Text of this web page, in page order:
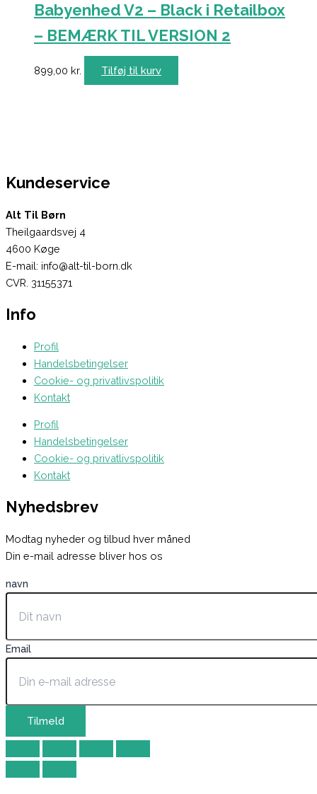
Babyenhed V2 – Black i Retailbox
– BEMÆRK TIL VERSION 2
899,00 kr. Tilføj til kurv
Kundeservice
Alt Til Børn
Theilgaardsvej 4
4600 Køge
E-mail: info@alt-til-born.dk
CVR. 31155371
Info
Profil
Handelsbetingelser
Cookie- og privatlivspolitik
Kontakt
Profil
Handelsbetingelser
Cookie- og privatlivspolitik
Kontakt
Nyhedsbrev
Modtag nyheder og tilbud hver måned
Din e-mail adresse bliver hos os
navn
Email
Tilmeld